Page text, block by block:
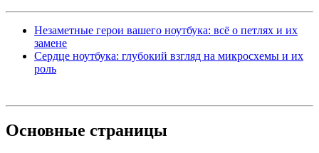
Незаметные герои вашего ноутбука: всё о петлях и их
замене
Сердце ноутбука: глубокий взгляд на микросхемы и их
роль
Основные страницы